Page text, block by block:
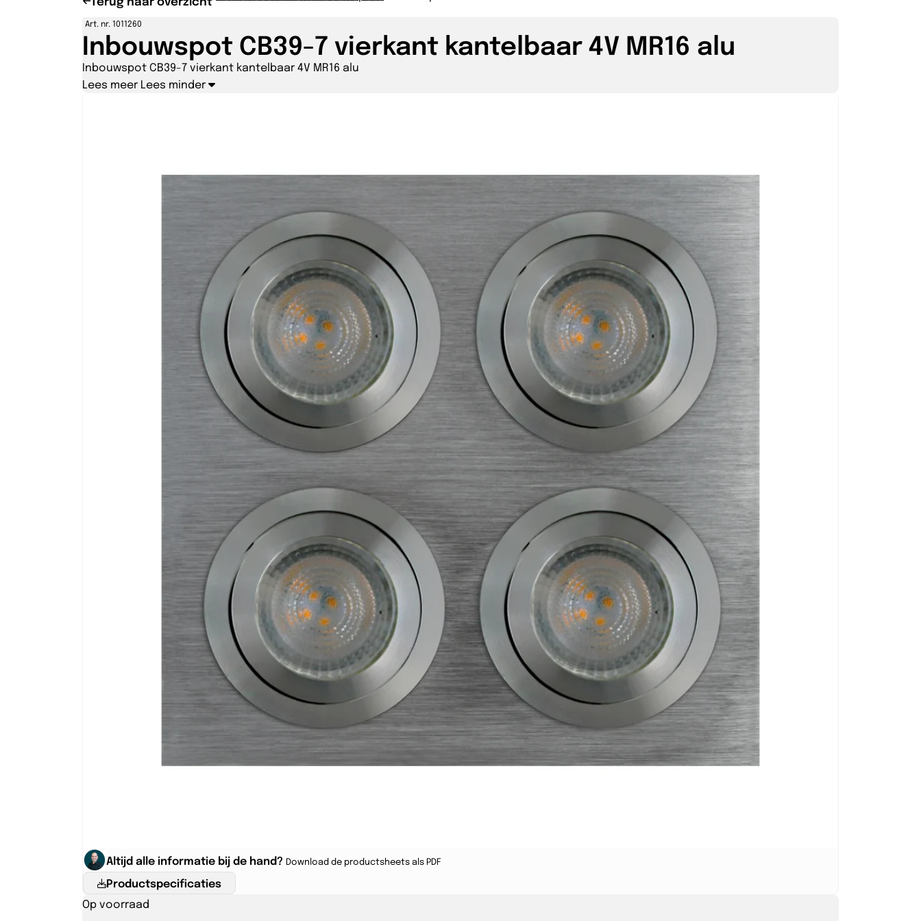
Art. nr. 1011260
Inbouwspot CB39-7 vierkant kantelbaar 4V MR16 alu
Inbouwspot CB39-7 vierkant kantelbaar 4V MR16 alu
Lees meer Lees minder
Altijd alle informatie bij de hand? Download de productsheets als PDF
Productspecificaties
Op voorraad